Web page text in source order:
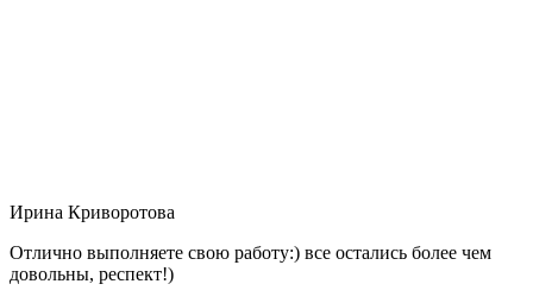
Ирина Криворотова
Отлично выполняете свою работу:) все остались более чем
довольны, респект!)